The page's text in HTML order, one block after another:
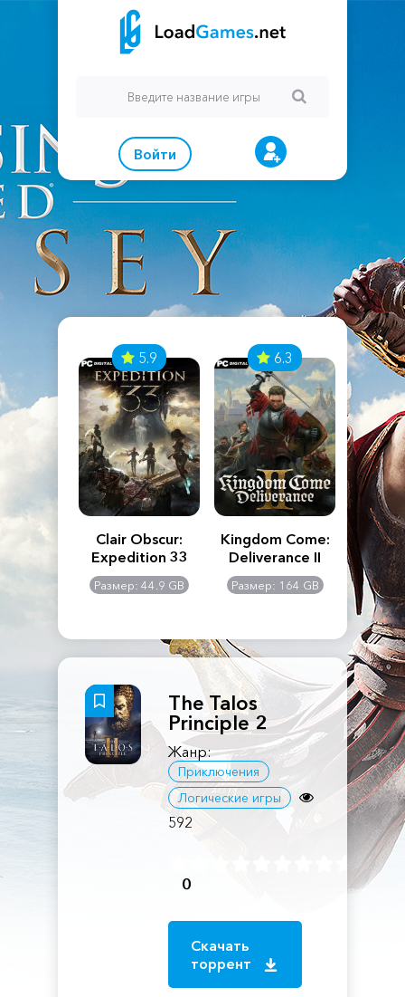
Войти
Creed
5.9
Clair Obscur:
Expedition 33
Размер: 44.9 GB
6.3
Kingdom Come:
Deliverance II
Размер: 164 GB
The
The Talos
Principle 2
Жанр:
Приключения
Логические игры
592
0
Скачать
торрент